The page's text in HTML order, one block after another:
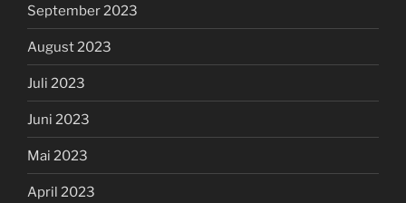
September 2023
August 2023
Juli 2023
Juni 2023
Mai 2023
April 2023